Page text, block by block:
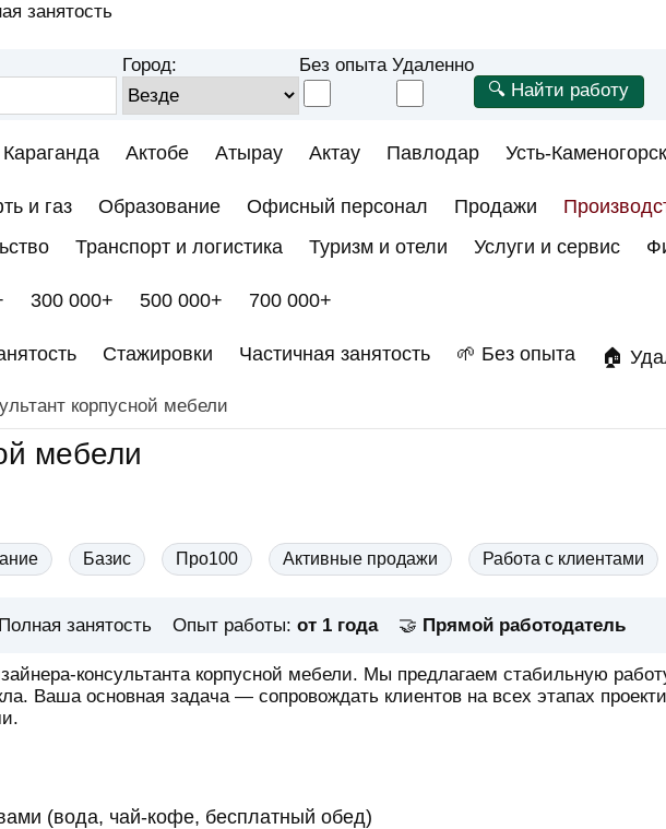
занятость
Город: Без опыта Удаленно
Караганда Актобе Атырау Актау Павлодар Усть-Каменогорск
и газ Образование Офисный персонал Продажи
Транспорт и логистика Туризм и отели Услуги и сервис
300 000+ 500 000+ 700 000+
Стажировки Частичная занятость 🌱 Без опыта 🏠
корпусной мебели
мебели
Базис Про100 Активные продажи Работа с клиентами
Полная занятость Опыт работы: от 1 года 🤝 Прямой работодатель
консультанта корпусной мебели. Мы предлагаем стабильную
Ваша основная задача — сопровождать клиентов на всех этапах
(вода, чай-кофе, бесплатный обед)